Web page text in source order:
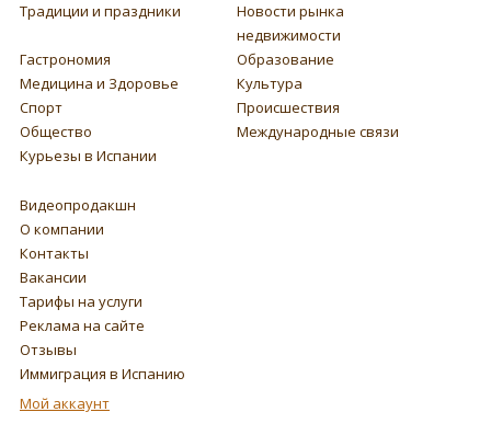
Традиции и праздники
Новости рынка
недвижимости
Гастрономия
Образование
Медицина и Здоровье
Культура
Спорт
Происшествия
Общество
Международные связи
Курьезы в Испании
Видеопродакшн
О компании
Контакты
Вакансии
Тарифы на услуги
Реклама на сайте
Отзывы
Иммиграция в Испанию
Мой аккаунт